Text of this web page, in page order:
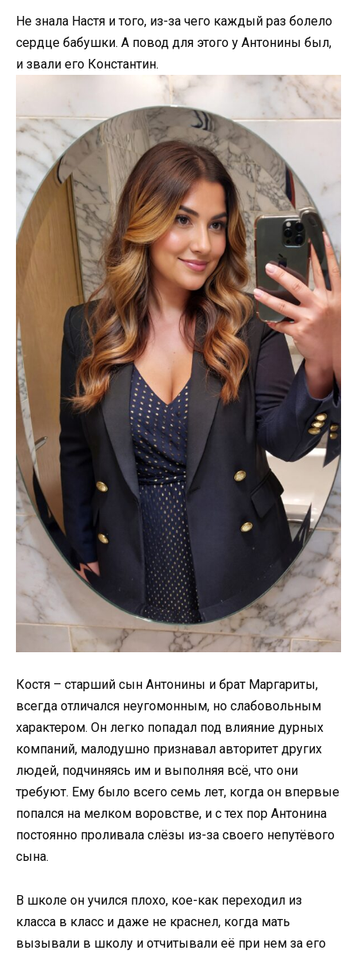
Не знала Настя и того, из-за чего каждый раз болело
сердце бабушки. А повод для этого у Антонины был,
и звали его Константин.
Костя – старший сын Антонины и брат Маргариты,
всегда отличался неугомонным, но слабовольным
характером. Он легко попадал под влияние дурных
компаний, малодушно признавал авторитет других
людей, подчиняясь им и выполняя всё, что они
требуют. Ему было всего семь лет, когда он впервые
попался на мелком воровстве, и с тех пор Антонина
постоянно проливала слёзы из-за своего непутёвого
сына.
В школе он учился плохо, кое-как переходил из
класса в класс и даже не краснел, когда мать
вызывали в школу и отчитывали её при нем за его